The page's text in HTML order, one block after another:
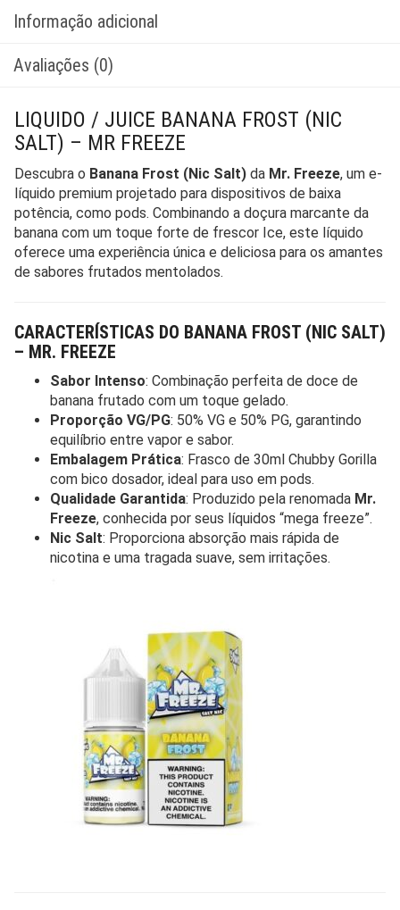
Informação adicional
Avaliações (0)
LIQUIDO / JUICE BANANA FROST (NIC
SALT) – MR FREEZE
Descubra o Banana Frost (Nic Salt) da Mr. Freeze, um e-
líquido premium projetado para dispositivos de baixa
potência, como pods. Combinando a doçura marcante da
banana com um toque forte de frescor Ice, este líquido
oferece uma experiência única e deliciosa para os amantes
de sabores frutados mentolados.
CARACTERÍSTICAS DO BANANA FROST (NIC SALT)
– MR. FREEZE
Sabor Intenso: Combinação perfeita de doce de
banana frutado com um toque gelado.
Proporção VG/PG: 50% VG e 50% PG, garantindo
equilíbrio entre vapor e sabor.
Embalagem Prática: Frasco de 30ml Chubby Gorilla
com bico dosador, ideal para uso em pods.
Qualidade Garantida: Produzido pela renomada Mr.
Freeze, conhecida por seus líquidos “mega freeze”.
Nic Salt: Proporciona absorção mais rápida de
nicotina e uma tragada suave, sem irritações.